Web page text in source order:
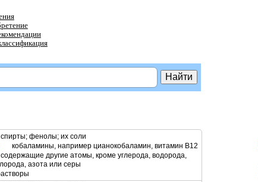
фенолы; их соли
например цианокобаламин, витамин В12
другие атомы, кроме углерода, водорода,
азота или серы